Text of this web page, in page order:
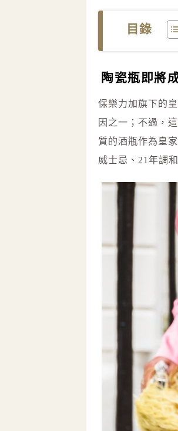
目錄
陶瓷瓶即將
保樂力加旗下的
因之一；不過，
質的酒瓶作為皇
威士忌、21年調